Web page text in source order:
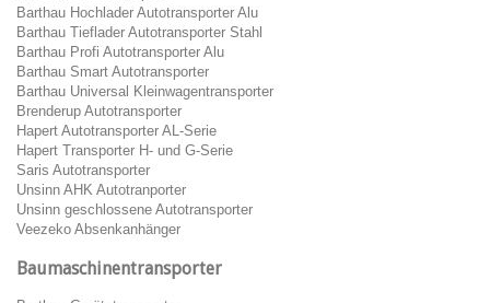
Barthau Hochlader Autotransporter Alu
Barthau Tieflader Autotransporter Stahl
Barthau Profi Autotransporter Alu
Barthau Smart Autotransporter
Barthau Universal Kleinwagentransporter
Brenderup Autotransporter
Hapert Autotransporter AL-Serie
Hapert Transporter H- und G-Serie
Saris Autotransporter
Unsinn AHK Autotranporter
Unsinn geschlossene Autotransporter
Veezeko Absenkanhänger
Baumaschinentransporter